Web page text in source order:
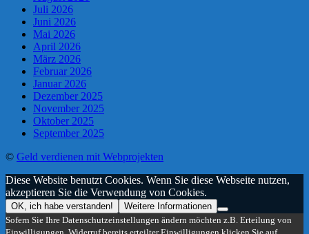
Juli 2026
Juni 2026
Mai 2026
April 2026
März 2026
Februar 2026
Januar 2026
Dezember 2025
November 2025
Oktober 2025
September 2025
© Geld verdienen mit Webprojekten
Diese Website benutzt Cookies. Wenn Sie diese Webseite nutzen,
akzeptieren Sie die Verwendung von Cookies.
OK, ich habe verstanden!
Weitere Informationen
Sofern Sie Ihre Datenschutzeinstellungen ändern möchten z.B. Erteilung von